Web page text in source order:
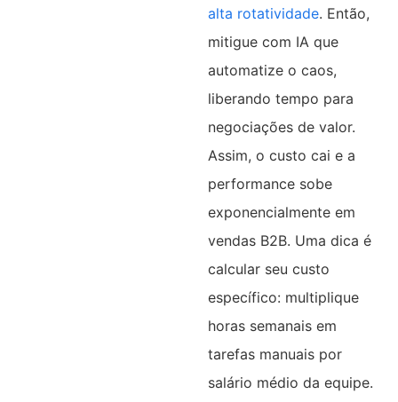
alta rotatividade. Então,
mitigue com IA que
automatize o caos,
liberando tempo para
negociações de valor.
Assim, o custo cai e a
performance sobe
exponencialmente em
vendas B2B. Uma dica é
calcular seu custo
específico: multiplique
horas semanais em
tarefas manuais por
salário médio da equipe.